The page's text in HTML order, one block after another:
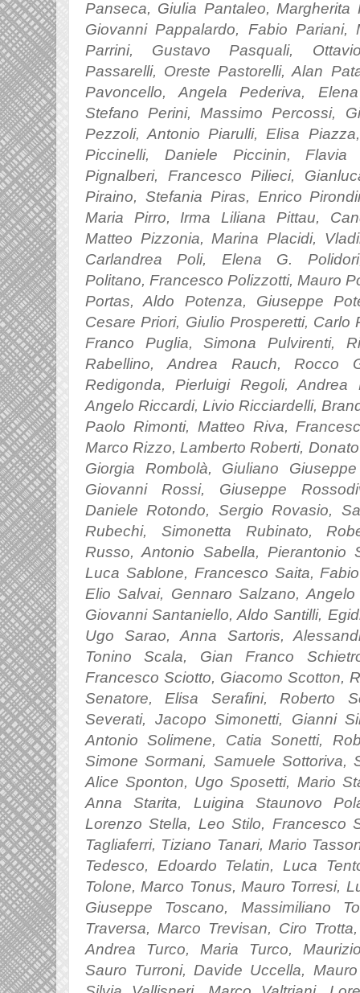
Panseca, Giulia Pantaleo, Margherita
Giovanni Pappalardo, Fabio Pariani,
Parrini, Gustavo Pasquali,
Passarelli, Oreste Pastorelli, Alan
Pavoncello, Angela Pederiva, Elen
Stefano Perini, Massimo Percossi,
Pezzoli, Antonio Piarulli, Elisa
Piccinelli, Daniele Piccinin, Flavia
Pignalberi, Francesco Pilieci,
Piraino, Stefania Piras, Enrico
Maria Pirro, Irma Liliana Pittau,
Matteo Pizzonia, Marina Placidi,
Carlandrea Poli, Elena G.
Politano, Francesco Polizzotti, Mauro
Portas, Aldo Potenza, Giuseppe
Cesare Priori, Giulio Prosperetti, Carlo
Franco Puglia, Simona Pulvirenti,
Rabellino, Andrea Rauch, Rocco
Redigonda, Pierluigi Regoli, Andrea
Angelo Riccardi, Livio Ricciardelli,
Paolo Rimonti, Matteo Riva,
Marco Rizzo, Lamberto Roberti,
Giorgia Rombolà, Giuliano
Giovanni Rossi, Giuseppe
Daniele Rotondo, Sergio Rovasio,
Rubechi, Simonetta Rubinato,
Russo, Antonio Sabella, Pierantonio
Luca Sablone, Francesco Saita, F
Elio Salvai, Gennaro Salzano,
Giovanni Santaniello, Aldo Santilli,
Ugo Sarao, Anna Sartoris,
Tonino Scala, Gian Franco
Francesco Sciotto, Giacomo Scotton,
Senatore, Elisa Serafini, Roberto
Severati, Jacopo Simonetti, Gianni
Antonio Solimene, Catia Sonetti,
Simone Sormani, Samuele Sottoriva,
Alice Sponton, Ugo Sposetti, Mario
Anna Starita, Luigina Staunovo
Lorenzo Stella, Leo Stilo, Francesco
Tagliaferri, Tiziano Tanari, Mario
Tedesco, Edoardo Telatin, Luca
Tolone, Marco Tonus, Mauro Torresi,
Giuseppe Toscano, Massimiliano
Traversa, Marco Trevisan, Ciro
Andrea Turco, Maria Turco,
Sauro Turroni, Davide Uccella,